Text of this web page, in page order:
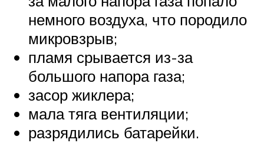
немного воздуха, что породило
микровзрыв;
пламя срывается из-за
большого напора газа;
засор жиклера;
мала тяга вентиляции;
разрядились батарейки.